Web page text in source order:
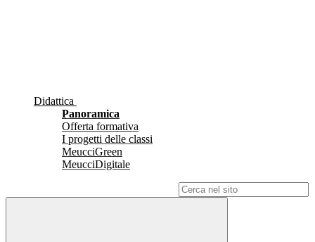
Didattica
Panoramica
Offerta formativa
I progetti delle classi
MeucciGreen
MeucciDigitale